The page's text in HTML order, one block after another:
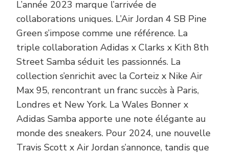
L’année 2023 marque l’arrivée de
collaborations uniques. L’Air Jordan 4 SB Pine
Green s’impose comme une référence. La
triple collaboration Adidas x Clarks x Kith 8th
Street Samba séduit les passionnés. La
collection s’enrichit avec la Corteiz x Nike Air
Max 95, rencontrant un franc succès à Paris,
Londres et New York. La Wales Bonner x
Adidas Samba apporte une note élégante au
monde des sneakers. Pour 2024, une nouvelle
Travis Scott x Air Jordan s’annonce, tandis que